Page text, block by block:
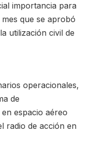
importancia para
que se aprobó
utilización civil de
operacionales,
de
espacio aéreo
radio de acción en